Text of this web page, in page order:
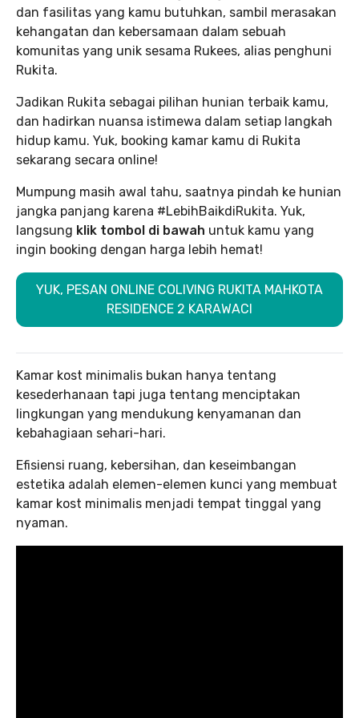
dan fasilitas yang kamu butuhkan, sambil merasakan
kehangatan dan kebersamaan dalam sebuah
komunitas yang unik sesama Rukees, alias penghuni
Rukita.
Jadikan Rukita sebagai pilihan hunian terbaik kamu,
dan hadirkan nuansa istimewa dalam setiap langkah
hidup kamu. Yuk, booking kamar kamu di Rukita
sekarang secara online!
Mumpung masih awal tahu, saatnya pindah ke hunian
jangka panjang karena #LebihBaikdiRukita. Yuk,
langsung klik tombol di bawah untuk kamu yang
ingin booking dengan harga lebih hemat!
YUK, PESAN ONLINE COLIVING RUKITA MAHKOTA
RESIDENCE 2 KARAWACI
Kamar kost minimalis bukan hanya tentang
kesederhanaan tapi juga tentang menciptakan
lingkungan yang mendukung kenyamanan dan
kebahagiaan sehari-hari.
Efisiensi ruang, kebersihan, dan keseimbangan
estetika adalah elemen-elemen kunci yang membuat
kamar kost minimalis menjadi tempat tinggal yang
nyaman.